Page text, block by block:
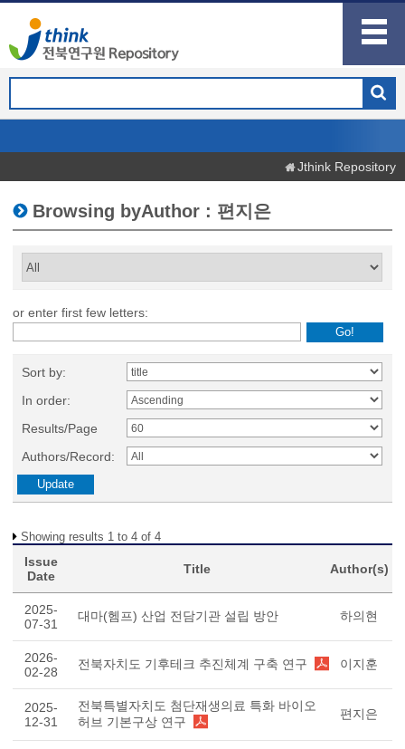
Jthink Repository
Browsing byAuthor : 편지은
or enter first few letters:
Sort by:
In order:
Results/Page
Authors/Record:
Showing results 1 to 4 of 4
Issue
Date
Title Author(s)
2025-
07-31
대마(헴프) 산업 전담기관 설립 방안 하의현
2026-
02-28
전북자치도 기후테크 추진체계 구축 연구 이지훈
2025-
12-31
전북특별자치도 첨단재생의료 특화 바이오
허브 기본구상 연구
편지은